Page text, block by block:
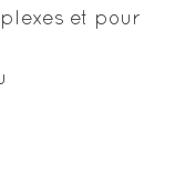
et pour